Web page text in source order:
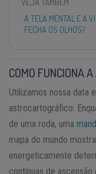
A TELA MENTAL E A
FECHA OS OLHOS?
COMO FUNCIONA
Utilizamos nossa data
astrocartográfico.
de uma roda, uma
mapa do mundo
energeticamente
contínuas de ascensão